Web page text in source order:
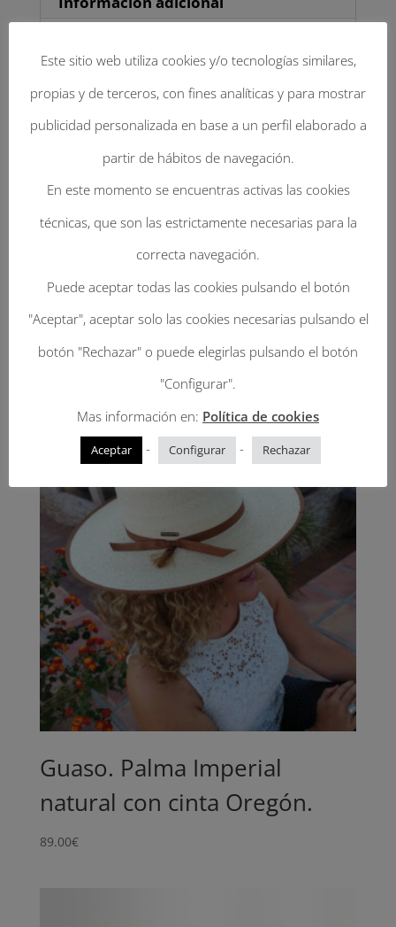
lazo
cantidadInformación adicional
54, 55, 56, 57, 58, 59, 60, 61
Panamá Camel, Panamá Natural
Productos relacionados
Guaso. Palma Imperial
natural con cinta Oregón.
89.00€
Este sitio web utiliza cookies y/o tecnologías similares,
propias y de terceros, con fines analíticas y para mostrar
publicidad personalizada en base a un perfil elaborado a
partir de hábitos de navegación.
En este momento se encuentras activas las cookies
técnicas, que son las estrictamente necesarias para la
correcta navegación.
Puede aceptar todas las cookies pulsando el botón
"Aceptar", aceptar solo las cookies necesarias pulsando el
botón "Rechazar" o puede elegirlas pulsando el botón
"Configurar".
Mas información en: Política de cookies
Aceptar - Configurar - Rechazar